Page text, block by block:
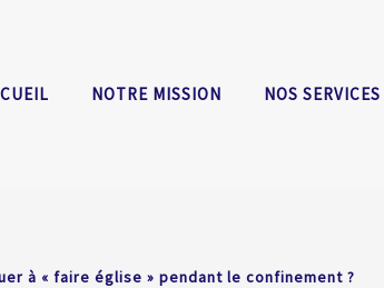
NOTRE MISSION NOS SERVICES
à « faire église » pendant le confinement ?